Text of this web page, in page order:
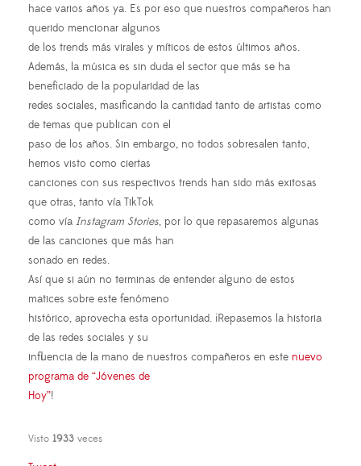
hace varios años ya. Es por eso que nuestros compañeros han
querido mencionar algunos
de los trends más virales y míticos de estos últimos años.
Además, la música es sin duda el sector que más se ha
beneficiado de la popularidad de las
redes sociales, masificando la cantidad tanto de artistas como
de temas que publican con el
paso de los años. Sin embargo, no todos sobresalen tanto,
hemos visto como ciertas
canciones con sus respectivos trends han sido más exitosas
que otras, tanto vía TikTok
como vía Instagram Stories, por lo que repasaremos algunas
de las canciones que más han
sonado en redes.
Así que si aún no terminas de entender alguno de estos
matices sobre este fenómeno
histórico, aprovecha esta oportunidad. ¡Repasemos la historia
de las redes sociales y su
influencia de la mano de nuestros compañeros en este nuevo
programa de “Jóvenes de
Hoy”!
Visto 1933 veces